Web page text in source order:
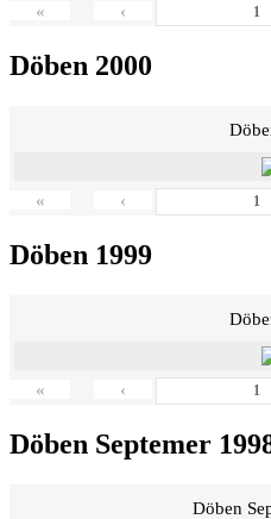
« ‹
Döben 2000
« ‹
Döben 1999
« ‹
Döben Septemer
Döben